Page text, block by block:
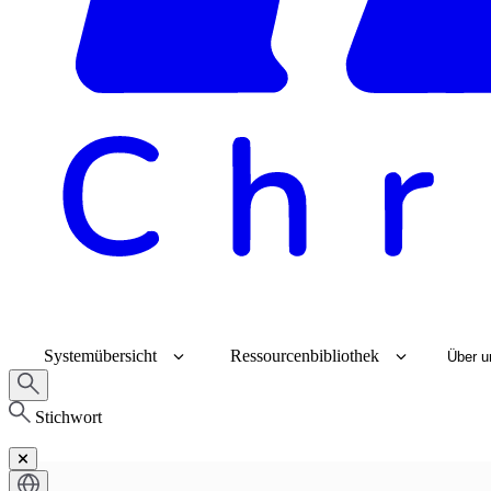
Systemübersicht Ressourcenbibliothek Über
Stichwort